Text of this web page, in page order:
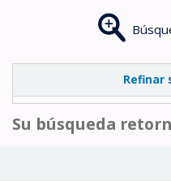
Refinar
Su búsqueda